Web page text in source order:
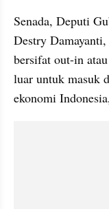
Senada, Deputi
Destry
bersifat out-in
luar untuk masuk
ekonomi